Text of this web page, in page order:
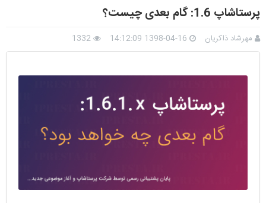
پرستاشاپ 1.6: گام بعدی چیست؟
مهرشاد ذاکریان 1398-04-16 14:12:09